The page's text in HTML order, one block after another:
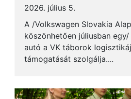
2026. július 5.
A /Volkswagen Slovakia
köszönhetően júliusban
autó a VK táborok
támogatását szolgálja....